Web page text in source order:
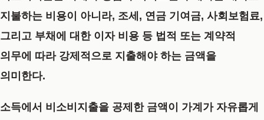
지불하는 비용이 아니라, 조세, 연금 기여금, 사회보험료,
그리고 부채에 대한 이자 비용 등 법적 또는 계약적
의무에 따라 강제적으로 지출해야 하는 금액을
의미한다.
소득에서 비소비지출을 공제한 금액이 가계가 자유롭게